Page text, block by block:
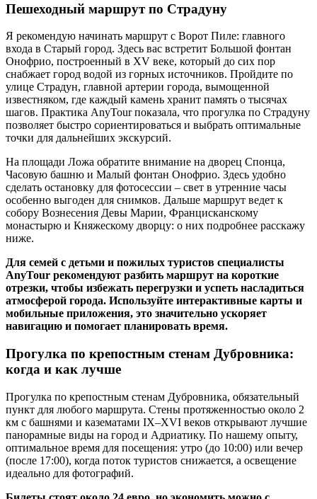
Пешеходный маршрут по Страдуну
Я рекомендую начинать маршрут с Ворот Пиле: главного
входа в Старый город. Здесь вас встретит Большой фонтан
Онофрио, построенный в XV веке, который до сих пор
снабжает город водой из горных источников. Пройдите по
улице Страдун, главной артерии города, вымощенной
известняком, где каждый камень хранит память о тысячах
шагов. Практика AnyTour показала, что прогулка по Страдуну
позволяет быстро сориентироваться и выбрать оптимальные
точки для дальнейших экскурсий.
На площади Ложа обратите внимание на дворец Спонца,
Часовую башню и Малый фонтан Онофрио. Здесь удобно
сделать остановку для фотосессии – свет в утренние часы
особенно выгоден для снимков. Дальше маршрут ведет к
собору Вознесения Девы Марии, Францисканскому
монастырю и Княжескому дворцу: о них подробнее расскажу
ниже.
Для семей с детьми и пожилых туристов специалисты
AnyTour рекомендуют разбить маршрут на короткие
отрезки, чтобы избежать перегрузки и успеть насладиться
атмосферой города. Используйте интерактивные карты и
мобильные приложения, это значительно ускоряет
навигацию и помогает планировать время.
Прогулка по крепостным стенам Дубровника:
когда и как лучше
Прогулка по крепостным стенам Дубровника, обязательный
пункт для любого маршрута. Стены протяженностью около 2
км с башнями и казематами IX–XVI веков открывают лучшие
панорамные виды на город и Адриатику. По нашему опыту,
оптимальное время для посещения: утро (до 10:00) или вечер
(после 17:00), когда поток туристов снижается, а освещение
идеально для фотографий.